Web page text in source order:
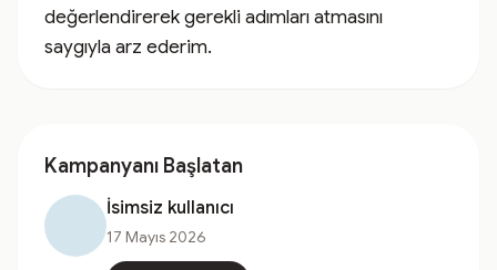
değerlendirerek gerekli adımları atmasını
saygıyla arz ederim.
Kampanyanı Başlatan
İsimsiz kullanıcı
17 Mayıs 2026